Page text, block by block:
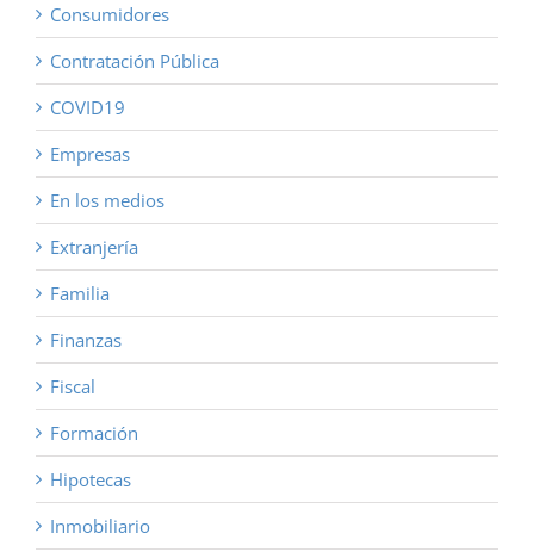
Consumidores
Contratación Pública
COVID19
Empresas
En los medios
Extranjería
Familia
Finanzas
Fiscal
Formación
Hipotecas
Inmobiliario